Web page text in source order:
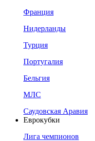
Франция
Нидерланды
Турция
Португалия
Бельгия
МЛС
Саудовская Аравия
Еврокубки
Лига чемпионов